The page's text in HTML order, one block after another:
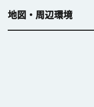
地図・周辺環境